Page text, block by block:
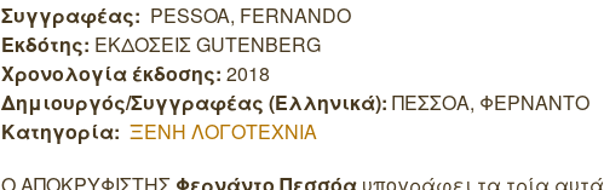
Συγγραφέας: PESSOA, FERNANDO
Εκδότης: ΕΚΔΟΣΕΙΣ GUTENBERG
Χρονολογία έκδοσης: 2018
Δημιουργός/Συγγραφέας (Ελληνικά): ΠΕΣΣΟΑ, ΦΕΡΝΑΝΤΟ
Κατηγορία: ΞΕΝΗ ΛΟΓΟΤΕΧΝΙΑ